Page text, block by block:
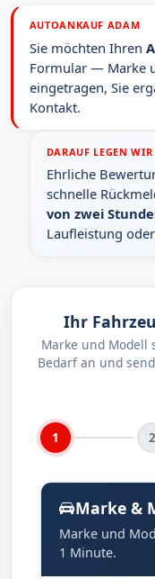
AUTOANKAUF ADAM
Sie möchten Ihren
Formular — Marke
eingetragen, Sie
Kontakt.
DARAUF LEGEN WIR
Ehrliche
schnelle
von zwei
Laufleistung
Ihr
Marke und Modell
Bedarf an und
1 2
Marke &
Marke und
1 Minute.